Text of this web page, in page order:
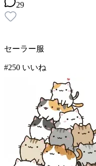
29
セーラー服
#250 いいね